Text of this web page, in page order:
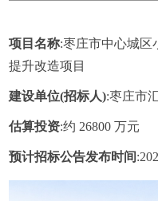
项目名称:枣庄市中心城区
提升改造项目
建设单位(招标人):枣庄市
估算投资:约 26800 万元
预计招标公告发布时间